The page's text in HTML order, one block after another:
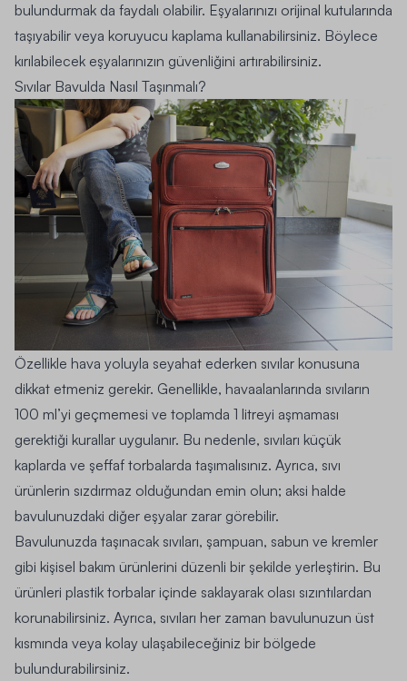
bulundurmak da faydalı olabilir. Eşyalarınızı orijinal kutularında
taşıyabilir veya koruyucu kaplama kullanabilirsiniz. Böylece
kırılabilecek eşyalarınızın güvenliğini artırabilirsiniz.
Sıvılar Bavulda Nasıl Taşınmalı?
Özellikle hava yoluyla seyahat ederken sıvılar konusuna
dikkat etmeniz gerekir. Genellikle, havaalanlarında sıvıların
100 ml’yi geçmemesi ve toplamda 1 litreyi aşmaması
gerektiği kurallar uygulanır. Bu nedenle, sıvıları küçük
kaplarda ve şeffaf torbalarda taşımalısınız. Ayrıca, sıvı
ürünlerin sızdırmaz olduğundan emin olun; aksi halde
bavulunuzdaki diğer eşyalar zarar görebilir.
Bavulunuzda taşınacak sıvıları, şampuan, sabun ve kremler
gibi kişisel bakım ürünlerini düzenli bir şekilde yerleştirin. Bu
ürünleri plastik torbalar içinde saklayarak olası sızıntılardan
korunabilirsiniz. Ayrıca, sıvıları her zaman bavulunuzun üst
kısmında veya kolay ulaşabileceğiniz bir bölgede
bulundurabilirsiniz.